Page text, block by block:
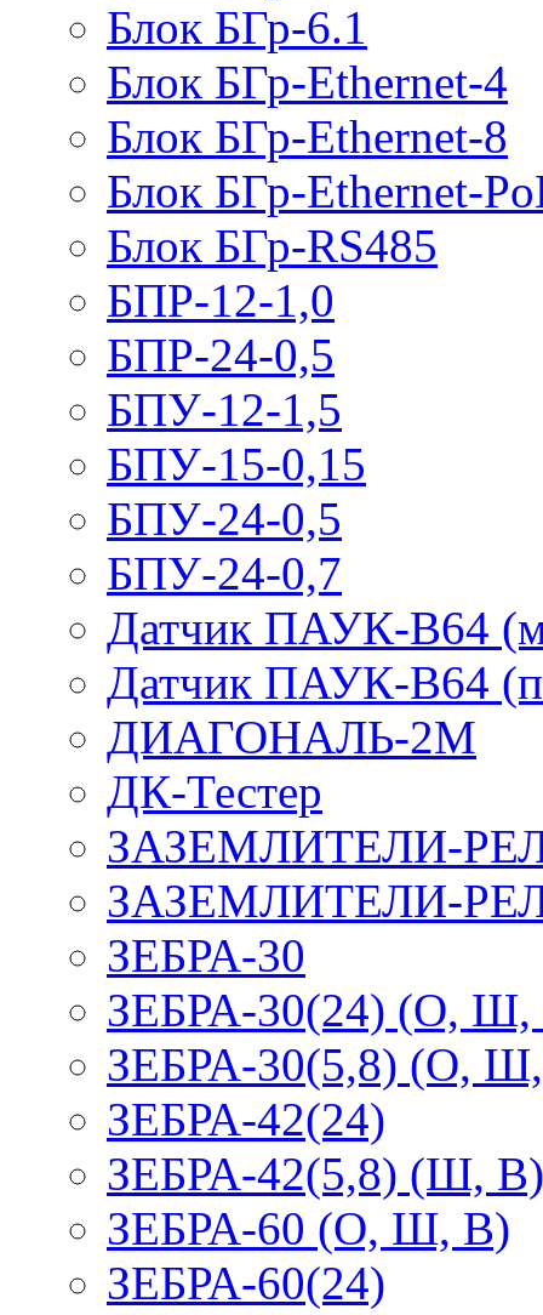
Блок БГр-6.1
Блок БГр-Ethernet-4
Блок БГр-Ethernet-8
Блок БГр-Ethernet-
Блок БГр-RS485
БПР-12-1,0
БПР-24-0,5
БПУ-12-1,5
БПУ-15-0,15
БПУ-24-0,5
БПУ-24-0,7
Датчик ПАУК-В64
Датчик ПАУК-В64
ДИАГОНАЛЬ-2М
ДК-Тестер
ЗАЗЕМЛИТЕЛИ-
ЗАЗЕМЛИТЕЛИ-
ЗЕБРА-30
ЗЕБРА-30(24) (О,
ЗЕБРА-30(5,8) (О,
ЗЕБРА-42(24)
ЗЕБРА-42(5,8) (Ш, В)
ЗЕБРА-60 (О, Ш, В)
ЗЕБРА-60(24)